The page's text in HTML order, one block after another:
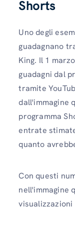
Shorts
Uno degli
guadagnano
King. Il 1
guadagni dal
tramite
dall'immagine
programma
entrate
quanto
Con questi
nell'immagine
visualizzazioni